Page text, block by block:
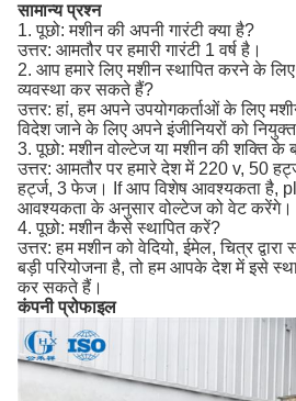
सामान्य प्रश्न
1. पूछो: मशीन की अपनी गारंटी क्या है?
उत्तर: आमतौर पर हमारी गारंटी 1 वर्ष है।
2. आप हमारे लिए मशीन स्थापित करने के
व्यवस्था कर सकते हैं?
उत्तर: हां, हम अपने उपयोगकर्ताओं के लिए
विदेश जाने के लिए अपने इंजीनियरों को
3. पूछो: मशीन वोल्टेज या मशीन की शक्ति के
उत्तर: आमतौर पर हमारे देश में 220 v, 50
हर्ट्ज, 3 फेज। If आप विशेष आवश्यकता है,
आवश्यकता के अनुसार वोल्टेज को वेट करेंगे।
4. पूछो: मशीन कैसे स्थापित करें?
उत्तर: हम मशीन को वेदियो, ईमेल, चित्र
बड़ी परियोजना है, तो हम आपके देश में इसे
कर सकते हैं।
कंपनी प्रोफाइल